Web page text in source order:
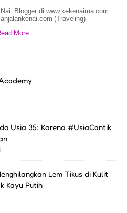
Blogger di www.kekenaima.com
(Traveling)
More
Usia 35: Karena #UsiaCantik
Lem Tikus di Kulit
Kayu Putih